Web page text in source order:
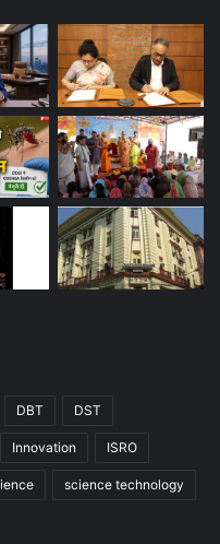
DBT DST
Innovation ISRO
science technology